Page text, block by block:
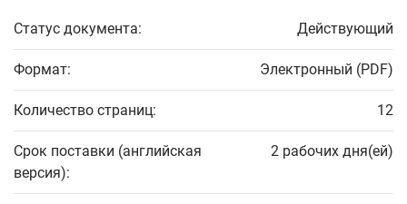
Статус документа: Действующий
Формат: Электронный (PDF)
Количество страниц: 12
Срок поставки (английская
версия):
2 рабочих дня(ей)